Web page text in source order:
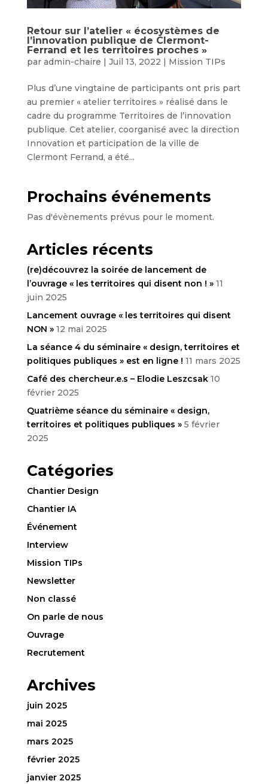
Retour sur l’atelier « écosystèmes de
l’innovation publique de Clermont-
Ferrand et les territoires proches »
par admin-chaire | Juil 13, 2022 | Mission TIPs
Plus d’une vingtaine de participants ont pris part
au premier « atelier territoires » réalisé dans le
cadre du programme Territoires de l’innovation
publique. Cet atelier, coorganisé avec la direction
Innovation et participation de la ville de
Clermont Ferrand, a été...
Prochains événements
Pas d'évènements prévus pour le moment.
Articles récents
(re)découvrez la soirée de lancement de
l’ouvrage « les territoires qui disent non ! » 11
juin 2025
Lancement ouvrage « les territoires qui disent
NON » 12 mai 2025
La séance 4 du séminaire « design, territoires et
politiques publiques » est en ligne ! 11 mars 2025
Café des chercheur.e.s – Elodie Leszcsak 10
février 2025
Quatrième séance du séminaire « design,
territoires et politiques publiques » 5 février
2025
Catégories
Chantier Design
Chantier IA
Événement
Interview
Mission TIPs
Newsletter
Non classé
On parle de nous
Ouvrage
Recrutement
Archives
juin 2025
mai 2025
mars 2025
février 2025
janvier 2025